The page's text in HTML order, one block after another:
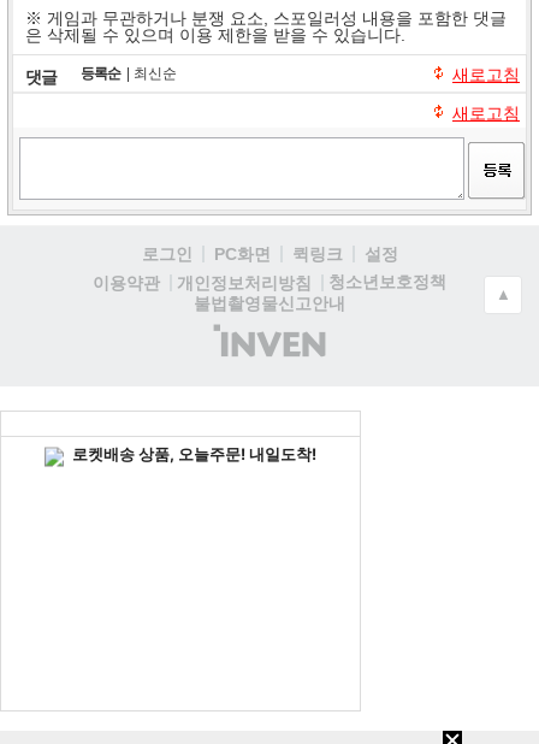
※ 게임과 무관하거나 분쟁 요소, 스포일러성 내용을 포함한 댓글
은 삭제될 수 있으며 이용 제한을 받을 수 있습니다.
댓글 등록순 최신순
새로고침
새로고침
로그인 PC화면 퀵링크
설정
이용약관
개인정보처리방침
청소년보호정책
불법촬영물신고안내
(주)
인
▲